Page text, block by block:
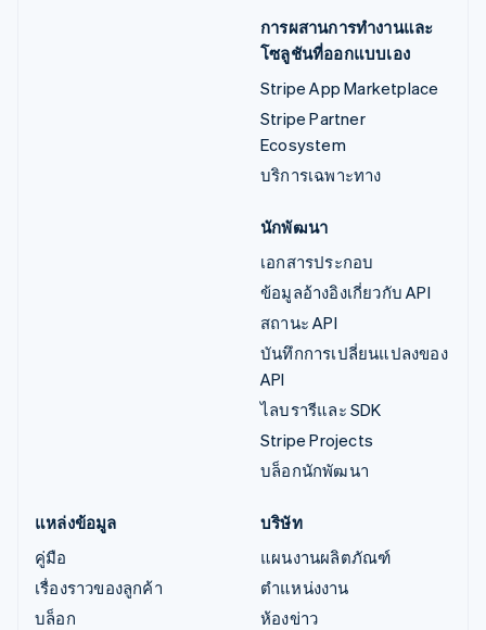
การผสานการทำงานและ
โซลูชันที่ออกแบบเอง
Stripe App Marketplace
Stripe Partner
Ecosystem
บริการเฉพาะทาง
นักพัฒนา
เอกสารประกอบ
ข้อมูลอ้างอิงเกี่ยวกับ API
สถานะ API
บันทึกการเปลี่ยนแปลงของ
API
ไลบรารีและ SDK
Stripe Projects
บล็อกนักพัฒนา
แหล่งข้อมูล
คู่มือ
เรื่องราวของลูกค้า
บล็อก
บริษัท
แผนงานผลิตภัณฑ์
ตำแหน่งงาน
ห้องข่าว